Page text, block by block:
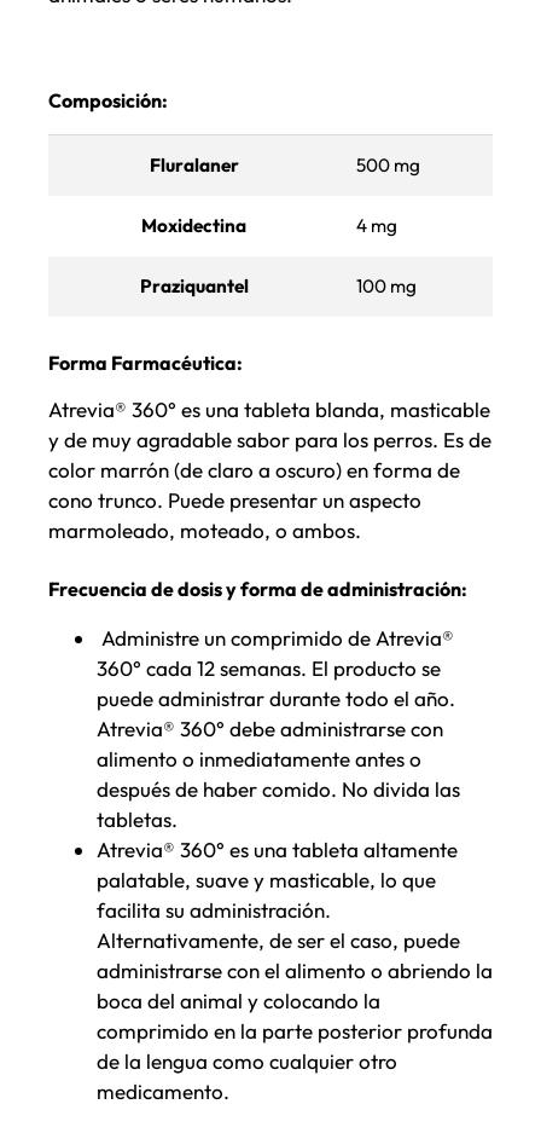
Composición:
Fluralaner 500 mg
Moxidectina 4 mg
Praziquantel 100 mg
Forma Farmacéutica:
Atrevia® 360° es una tableta blanda, masticable
y de muy agradable sabor para los perros. Es de
color marrón (de claro a oscuro) en forma de
cono trunco. Puede presentar un aspecto
marmoleado, moteado, o ambos.
Frecuencia de dosis y forma de administración:
Administre un comprimido de Atrevia®
360° cada 12 semanas. El producto se
puede administrar durante todo el año.
Atrevia® 360° debe administrarse con
alimento o inmediatamente antes o
después de haber comido. No divida las
tabletas.
Atrevia® 360° es una tableta altamente
palatable, suave y masticable, lo que
facilita su administración.
Alternativamente, de ser el caso, puede
administrarse con el alimento o abriendo la
boca del animal y colocando la
comprimido en la parte posterior profunda
de la lengua como cualquier otro
medicamento.